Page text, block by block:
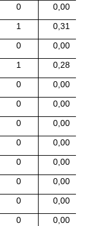
0
0,00
1
0,31
0
0,00
1
0,28
0
0,00
0
0,00
0
0,00
0
0,00
0
0,00
0
0,00
0
0,00
0
0,00